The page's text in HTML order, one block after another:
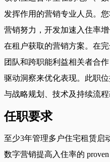
发挥作用的营销专业人员。
营销努力，开发加速入住率
在租户获取的营销方案。在
团队和跨职能利益相关者合
驱动洞察来优化表现。此职
与战略规划、技术及持续流
任职要求
至少3年管理多户住宅租赁启
数字营销提高入住率的 proven